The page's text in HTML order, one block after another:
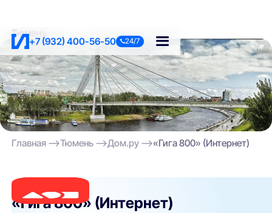
+7 (932) 400-56-50 24/7
Тюмень
Главная Тюмень Дом.ру «Гига 800» (Интернет)
Дом.ру
«Гига 800» (Интернет)